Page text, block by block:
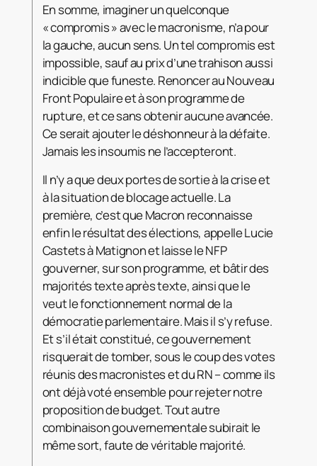
En somme, imaginer un quelconque
« compromis » avec le macronisme, n’a pour
la gauche, aucun sens. Un tel compromis est
impossible, sauf au prix d’une trahison aussi
indicible que funeste. Renoncer au Nouveau
Front Populaire et à son programme de
rupture, et ce sans obtenir aucune avancée.
Ce serait ajouter le déshonneur à la défaite.
Jamais les insoumis ne l’accepteront.
Il n’y a que deux portes de sortie à la crise et
à la situation de blocage actuelle. La
première, c’est que Macron reconnaisse
enfin le résultat des élections, appelle Lucie
Castets à Matignon et laisse le NFP
gouverner, sur son programme, et bâtir des
majorités texte après texte, ainsi que le
veut le fonctionnement normal de la
démocratie parlementaire. Mais il s’y refuse.
Et s’il était constitué, ce gouvernement
risquerait de tomber, sous le coup des votes
réunis des macronistes et du RN – comme ils
ont déjà voté ensemble pour rejeter notre
proposition de budget. Tout autre
combinaison gouvernementale subirait le
même sort, faute de véritable majorité.